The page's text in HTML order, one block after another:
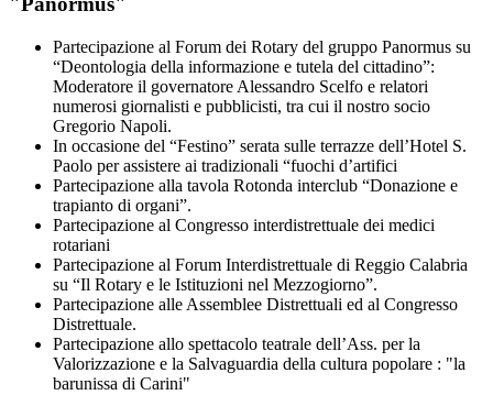
Partecipazione al Forum dei Rotary del gruppo Panormus su
“Deontologia della informazione e tutela del cittadino”:
Moderatore il governatore Alessandro Scelfo e relatori
numerosi giornalisti e pubblicisti, tra cui il nostro socio
Gregorio Napoli.
In occasione del “Festino” serata sulle terrazze dell’Hotel S.
Paolo per assistere ai tradizionali “fuochi d’artifici
Partecipazione alla tavola Rotonda interclub “Donazione e
trapianto di organi”.
Partecipazione al Congresso interdistrettuale dei medici
rotariani
Partecipazione al Forum Interdistrettuale di Reggio Calabria
su “Il Rotary e le Istituzioni nel Mezzogiorno”.
Partecipazione alle Assemblee Distrettuali ed al Congresso
Distrettuale.
Partecipazione allo spettacolo teatrale dell’Ass. per la
Valorizzazione e la Salvaguardia della cultura popolare : "la
barunissa di Carini"